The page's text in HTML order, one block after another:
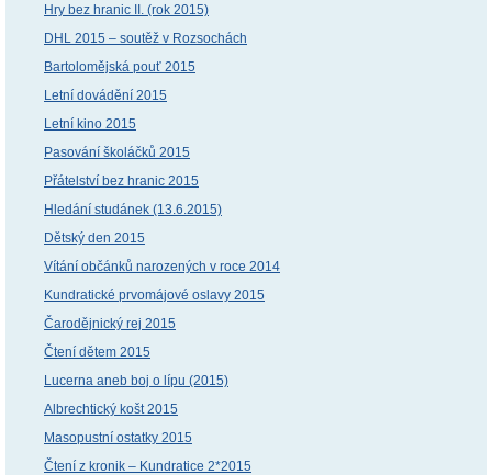
Hry bez hranic II. (rok 2015)
DHL 2015 – soutěž v Rozsochách
Bartolomějská pouť 2015
Letní dovádění 2015
Letní kino 2015
Pasování školáčků 2015
Přátelství bez hranic 2015
Hledání studánek (13.6.2015)
Dětský den 2015
Vítání občánků narozených v roce 2014
Kundratické prvomájové oslavy 2015
Čarodějnický rej 2015
Čtení dětem 2015
Lucerna aneb boj o lípu (2015)
Albrechtický košt 2015
Masopustní ostatky 2015
Čtení z kronik – Kundratice 2*2015